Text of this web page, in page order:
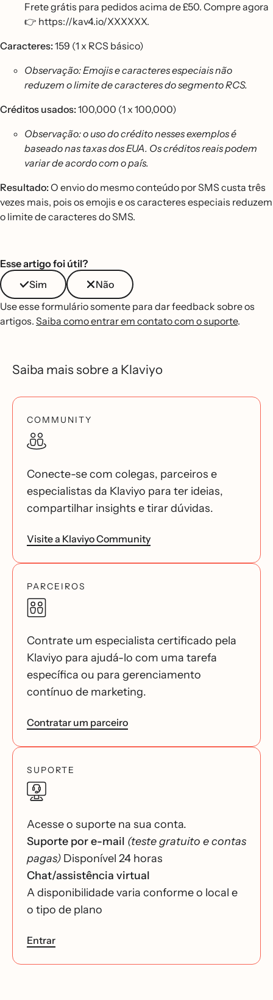
Frete grátis para pedidos acima de £50. Compre agora
👉 https://kav4.io/XXXXXX.
Caracteres:159 (1 x RCS básico)
Observação: Emojis e caracteres especiais não
reduzem o limite de caracteres do segmento RCS.
Créditos usados:100,000 (1 x 100,000)
Observação: o uso do crédito nesses exemplos é
baseado nas taxas dos EUA. Os créditos reais podem
variar de acordo com o país.
Resultado:O envio do mesmo conteúdo por SMS custa três
vezes mais, pois os emojis e os caracteres especiais reduzem
o limite de caracteres do SMS.
Esse artigo foi útil?
Sim
Não
Use esse formulário somente para dar feedback sobre os
artigos. Saiba como entrar em contato com o suporte.
Saiba mais sobre a Klaviyo
COMMUNITY
Conecte-se com colegas, parceiros e
especialistas da Klaviyo para ter ideias,
compartilhar insights e tirar dúvidas.
Visite a Klaviyo Community
PARCEIROS
Contrate um especialista certificado pela
Klaviyo para ajudá-lo com uma tarefa
específica ou para gerenciamento
contínuo de marketing.
Contratar um parceiro
SUPORTE
Acesse o suporte na sua conta.
Suporte por e-mail (teste gratuito e contas
pagas) Disponível 24 horas
Chat/assistência virtual
A disponibilidade varia conforme o local e
o tipo de plano
Entrar